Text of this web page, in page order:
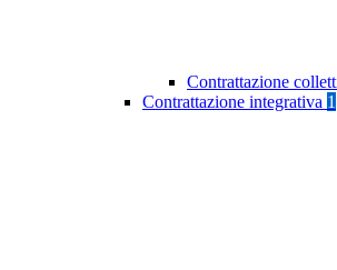
Contrattazione
Contrattazione integrativa 1